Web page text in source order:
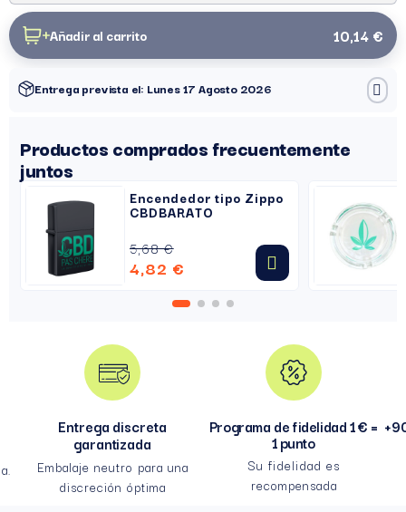
Añadir al carrito 10,14 €
Entrega prevista el: Lunes 17 Agosto 2026
Productos comprados frecuentemente
juntos
Encendedor tipo Zippo
CBDBARATO
5,68 €
4,82 €
Entrega discreta
garantizada
Embalaje neutro para una
discreción óptima
Programa de fidelidad 1 € =
1 punto
Su fidelidad es
recompensada